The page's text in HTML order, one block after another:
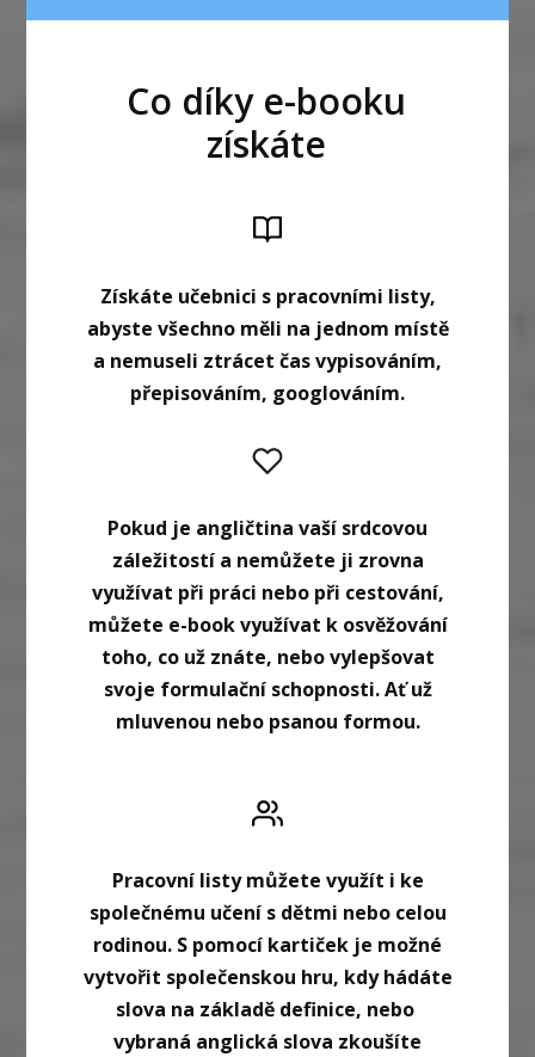
Co díky e-booku
získáte
Získáte učebnici s pracovními listy,
abyste všechno měli na jednom místě
a nemuseli ztrácet čas vypisováním,
přepisováním, googlováním.
Pokud je angličtina vaší srdcovou
záležitostí a nemůžete ji zrovna
využívat při práci nebo při cestování,
můžete e-book využívat k osvěžování
toho, co už znáte, nebo vylepšovat
svoje formulační schopnosti. Ať už
mluvenou nebo psanou formou.
Pracovní listy můžete využít i ke
společnému učení s dětmi nebo celou
rodinou. S pomocí kartiček je možné
vytvořit společenskou hru, kdy hádáte
slova na základě definice, nebo
vybraná anglická slova zkoušíte